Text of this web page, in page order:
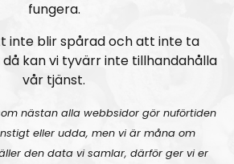
rubrikerna, det som lögnmedia
i gemen. Vi gräver i notiser
systemet försöker sopa under
vi försöker vända på vart enda
fungera.
inte blir spårad och att inte ta
kan vi tyvärr inte tillhandahålla
vår tjänst.
nästan alla webbsidor gör nuförtiden
eller udda, men vi är måna om
den data vi samlar, därför ger vi er